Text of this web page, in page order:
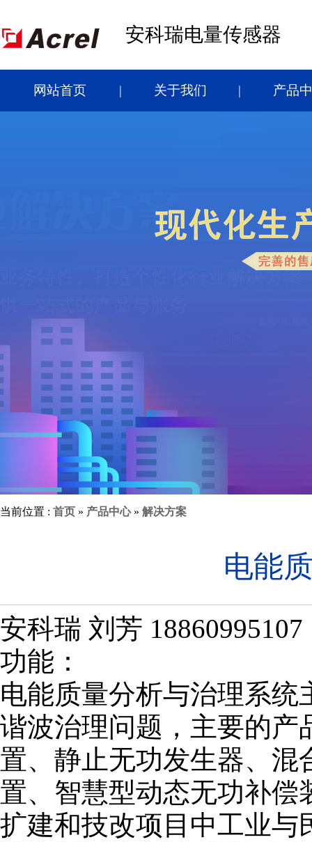
安科瑞电量传感器
网站首页 关于我们 产品
当前位置 : 首页 » 产品中心» 解决方案
电能
安科瑞 刘芳 18860995107
功能：
电能质量分析与治理系
谐波治理问题，主要的产
置、静止无功发生器、混
置、智慧型动态无功补偿
扩建和技改项目中工业与